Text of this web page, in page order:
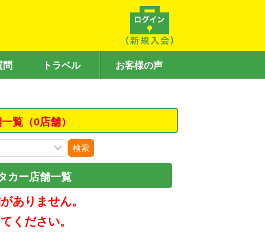
問 トラベル お客様の声
覧（0店舗）
検索
カー店舗一覧
ありません。
ください。